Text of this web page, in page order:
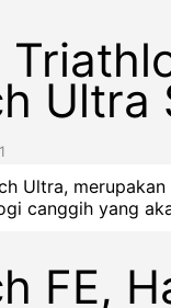
Ultra
Ultra,
canggih yang
FE,